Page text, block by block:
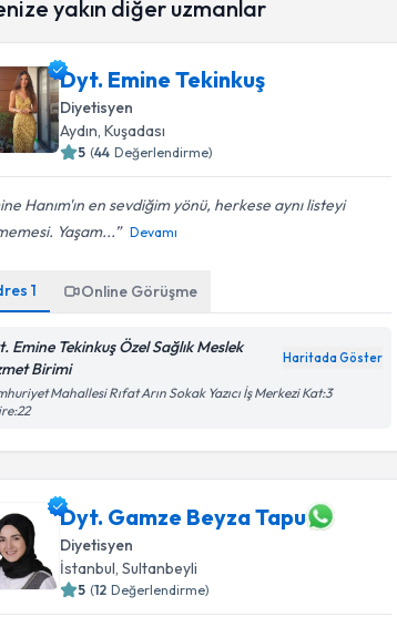
yakın diğer uzmanlar
Dyt. Emine Tekinkuş
Diyetisyen
Aydın, Kuşadası
5 (44 Değerlendirme)
Hanım'ın en sevdiğim yönü, herkese aynı listeyi
Yaşam...
Devamı
1 Online Görüşme
Emine Tekinkuş Özel Sağlık Meslek
Birimi
Haritada Göster
Mahallesi Rıfat Arın Sokak Yazıcı İş Merkezi Kat:3
Dyt. Gamze Beyza Tapu
Diyetisyen
İstanbul, Sultanbeyli
5 (12 Değerlendirme)